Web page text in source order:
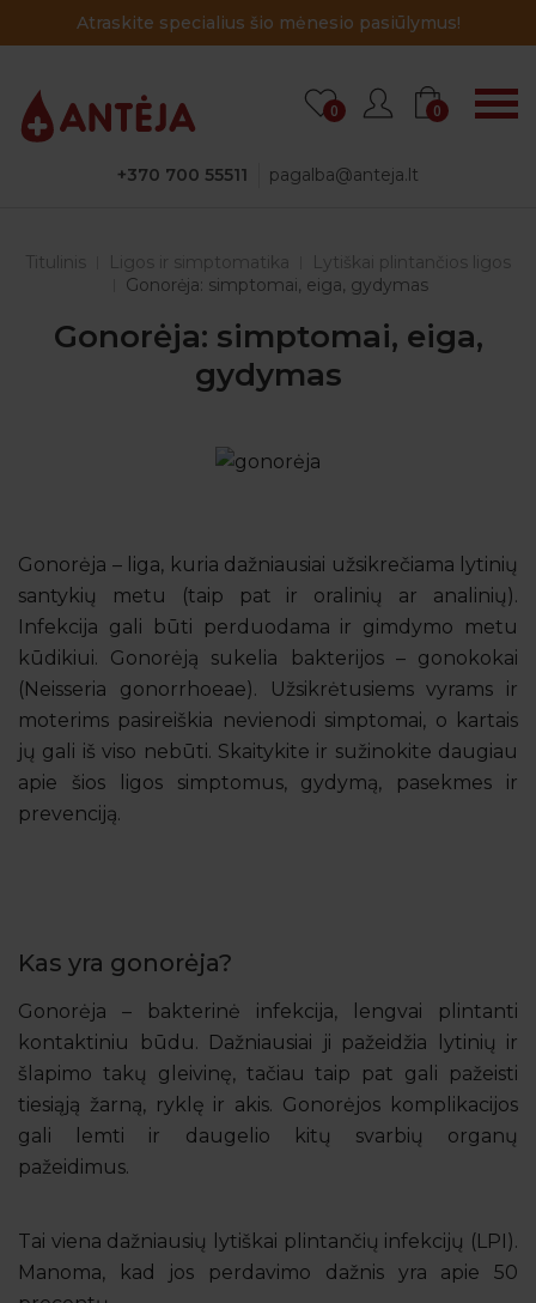
Atraskite specialius šio mėnesio pasiūlymus!
+370 700 55511 pagalba@anteja.lt
0 0
Titulinis Ligos ir simptomatika
Lytiškai plintančios ligos
Gonorėja: simptomai, eiga, gydymas
Gonorėja: simptomai, eiga,
gydymas
Gonorėja – liga, kuria dažniausiai užsikrečiama lytinių
santykių metu (taip pat ir oralinių ar analinių).
Infekcija gali būti perduodama ir gimdymo metu
kūdikiui. Gonorėją sukelia bakterijos – gonokokai
(Neisseria gonorrhoeae). Užsikrėtusiems vyrams ir
moterims pasireiškia nevienodi simptomai, o kartais
jų gali iš viso nebūti. Skaitykite ir sužinokite daugiau
apie šios ligos simptomus, gydymą, pasekmes ir
prevenciją.
Kas yra gonorėja?
Gonorėja – bakterinė infekcija, lengvai plintanti
kontaktiniu būdu. Dažniausiai ji pažeidžia lytinių ir
šlapimo takų gleivinę, tačiau taip pat gali pažeisti
tiesiąją žarną, ryklę ir akis. Gonorėjos komplikacijos
gali lemti ir daugelio kitų svarbių organų
pažeidimus.
Tai viena dažniausių lytiškai plintančių infekcijų (LPI).
Manoma, kad jos perdavimo dažnis yra apie 50